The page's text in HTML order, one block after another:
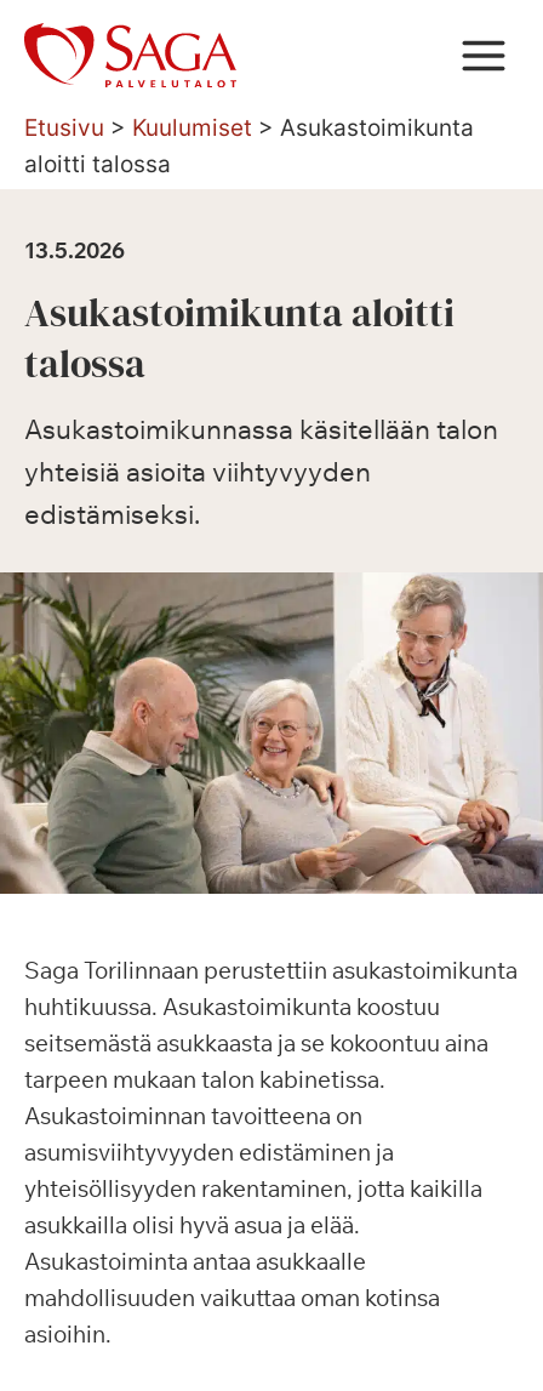
Siirry
sisältöön
Etusivu > Kuulumiset > Asukastoimikunta
aloitti talossa
13.5.2026
Asukastoimikunta aloitti
talossa
Asukastoimikunnassa käsitellään talon
yhteisiä asioita viihtyvyyden
edistämiseksi.
Saga Torilinnaan perustettiin asukastoimikunta
huhtikuussa. Asukastoimikunta koostuu
seitsemästä asukkaasta ja se kokoontuu aina
tarpeen mukaan talon kabinetissa.
Asukastoiminnan tavoitteena on
asumisviihtyvyyden edistäminen ja
yhteisöllisyyden rakentaminen, jotta kaikilla
asukkailla olisi hyvä asua ja elää.
Asukastoiminta antaa asukkaalle
mahdollisuuden vaikuttaa oman kotinsa
asioihin.